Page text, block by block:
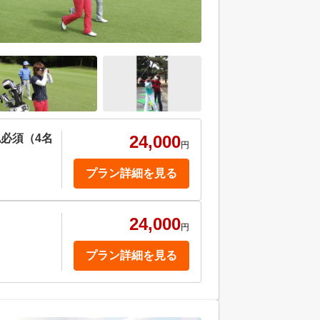
須（4名 24,000円
プラン詳細を見る
24,000円
プラン詳細を見る